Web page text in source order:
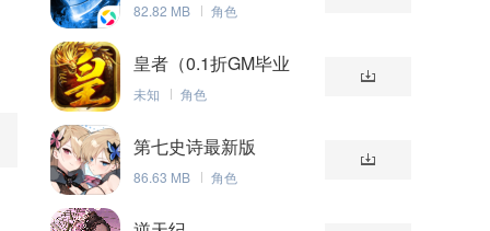
82.82 MB 角色
皇者（0.1折GM毕业
版）
未知 角色
第七史诗最新版
86.63 MB 角色